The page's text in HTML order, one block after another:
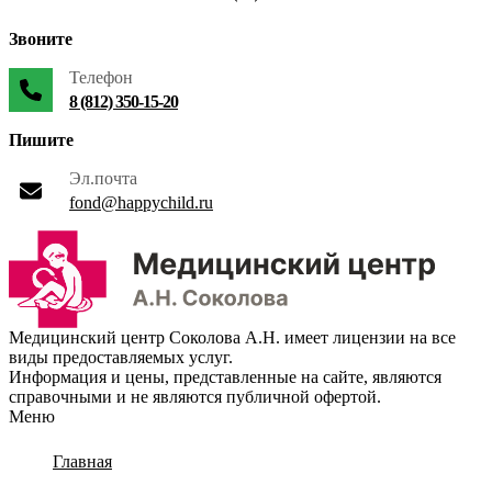
Звоните
Телефон
8 (812) 350-15-20
Пишите
Эл.почта
fond@happychild.ru
Медицинский центр Соколова А.Н. имеет лицензии на все
виды предоставляемых услуг.
Информация и цены, представленные на сайте, являются
справочными и не являются публичной офертой.
Меню
Главная